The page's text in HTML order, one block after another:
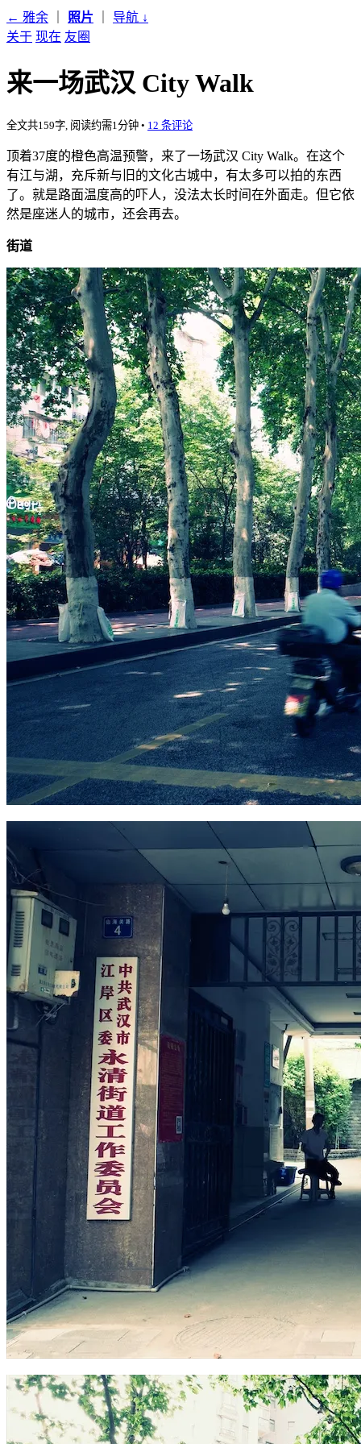
← 雅余 照片 导航 ↓
关于 现在 友圈
来一场武汉 City Walk
全文共159字, 阅读约需1分钟 • 12 条评论
顶着37度的橙色高温预警，来了一场武汉 City Walk。在这个
有江与湖，充斥新与旧的文化古城中，有太多可以拍的东西
了。就是路面温度高的吓人，没法太长时间在外面走。但它依
然是座迷人的城市，还会再去。
街道